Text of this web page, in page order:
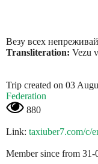
Везу всех непреживай
Transliteration: Vezu
Trip created on 03
Federation
880
Link: taxiuber7.com/c/
Member since from 31-